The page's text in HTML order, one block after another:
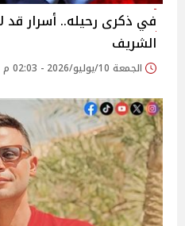
في ذكرى رحيله.. أسرار قد
الشريف
الجمعة 10/يوليو/2026 - 02:03 م